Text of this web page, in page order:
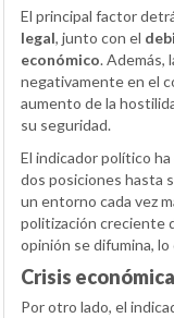
El principal factor
legal, junto con el
económico. Además,
negativamente en el
aumento de la
su seguridad.
El indicador político
dos posiciones hasta
un entorno cada vez
politización creciente
opinión se difumina,
Crisis
Por otro lado, el